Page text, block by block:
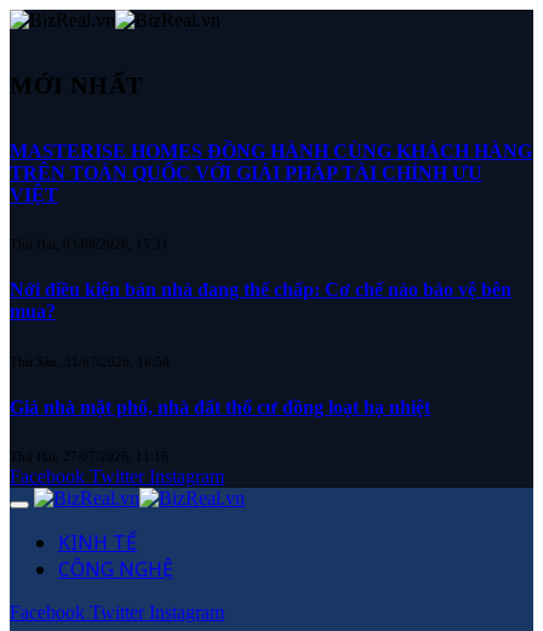
MỚI NHẤT
MASTERISE HOMES ĐỒNG HÀNH CÙNG KHÁCH HÀNG
TRÊN TOÀN QUỐC VỚI GIẢI PHÁP TÀI CHÍNH ƯU
VIỆT
Thứ Hai, 03/08/2026, 15:31
Nới điều kiện bán nhà đang thế chấp: Cơ chế nào bảo vệ bên
mua?
Thứ Sáu, 31/07/2026, 16:50
Giá nhà mặt phố, nhà đất thổ cư đồng loạt hạ nhiệt
Thứ Hai, 27/07/2026, 11:16
Facebook Twitter Instagram
KINH TẾ
CÔNG NGHỆ
Facebook Twitter Instagram